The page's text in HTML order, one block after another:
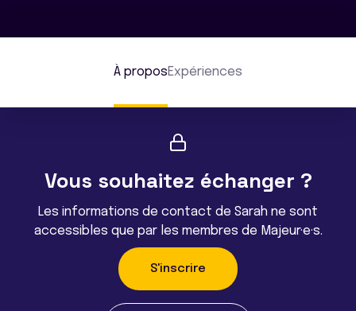
À proposExpériences
Vous souhaitez échanger ?
Les informations de contact de Sarah ne sont
accessibles que par les membres de Majeur·e·s.
S'inscrire